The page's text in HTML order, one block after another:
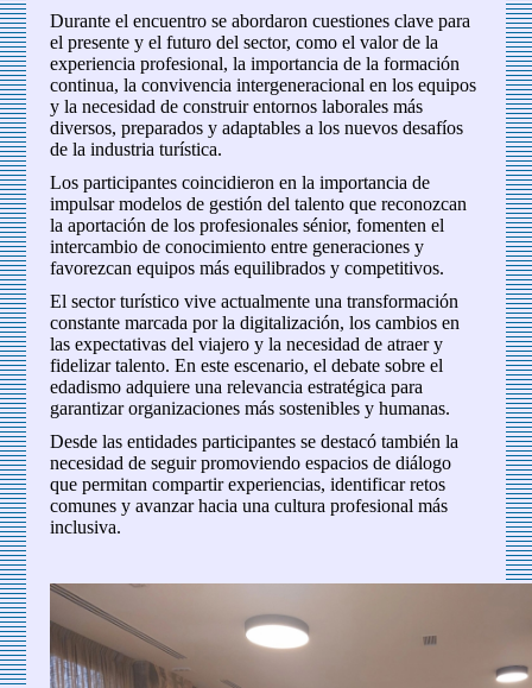
Durante el encuentro se abordaron cuestiones clave para
el presente y el futuro del sector, como el valor de la
experiencia profesional, la importancia de la formación
continua, la convivencia intergeneracional en los equipos
y la necesidad de construir entornos laborales más
diversos, preparados y adaptables a los nuevos desafíos
de la industria turística.
Los participantes coincidieron en la importancia de
impulsar modelos de gestión del talento que reconozcan
la aportación de los profesionales sénior, fomenten el
intercambio de conocimiento entre generaciones y
favorezcan equipos más equilibrados y competitivos.
El sector turístico vive actualmente una transformación
constante marcada por la digitalización, los cambios en
las expectativas del viajero y la necesidad de atraer y
fidelizar talento. En este escenario, el debate sobre el
edadismo adquiere una relevancia estratégica para
garantizar organizaciones más sostenibles y humanas.
Desde las entidades participantes se destacó también la
necesidad de seguir promoviendo espacios de diálogo
que permitan compartir experiencias, identificar retos
comunes y avanzar hacia una cultura profesional más
inclusiva.